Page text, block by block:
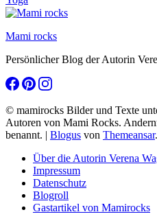
Mami rocks
Persönlicher Blog der Autorin
© mamirocks Bilder und Texte
Autoren von Mami Rocks.
benannt. | Blogus von Themeansar.
Über die Autorin Verena
Impressum
Datenschutz
Blogroll
Gastartikel von Mamirocks